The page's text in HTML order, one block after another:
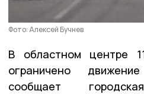
Фото: Алексей Бучнев
В областном центре
ограничено
сообщает